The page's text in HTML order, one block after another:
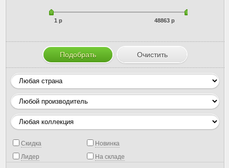
1 р 48863 р
Скидка
Новинка
Лидер
На складе